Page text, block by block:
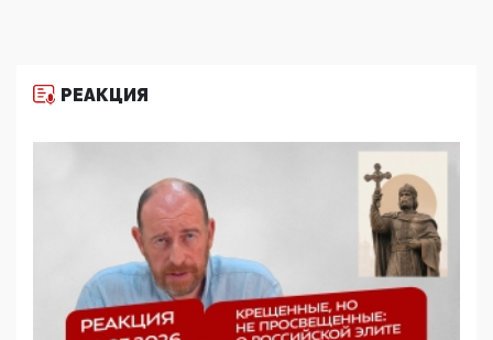
11:53, 09 Июня 2026
деятельность ИИТО ЮНЕСКО в России, но
цифроглобалисты продолжают определять
повестку в образовании
09:43, 01 Июня 2026
5G за счет здоровья граждан: Минцифры намерено
отобрать у регионов и муниципалитетов право
защищать жилые дома и социальные объекты от
05:58, 26 Мая 2026
РЕАКЦИЯ